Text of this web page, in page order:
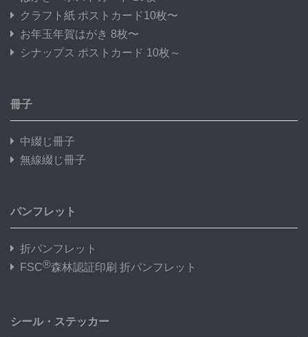
クラフト紙 ポストカード10枚〜
お年玉年賀はがき 8枚〜
シナップス ポストカード 10枚～
冊子
中綴じ冊子
無線綴じ冊子
パンフレット
折パンフレット
FSC®森林認証印刷 折パンフレット
シール・ステッカー